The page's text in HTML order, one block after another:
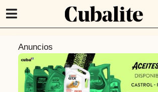
m
Anuncios